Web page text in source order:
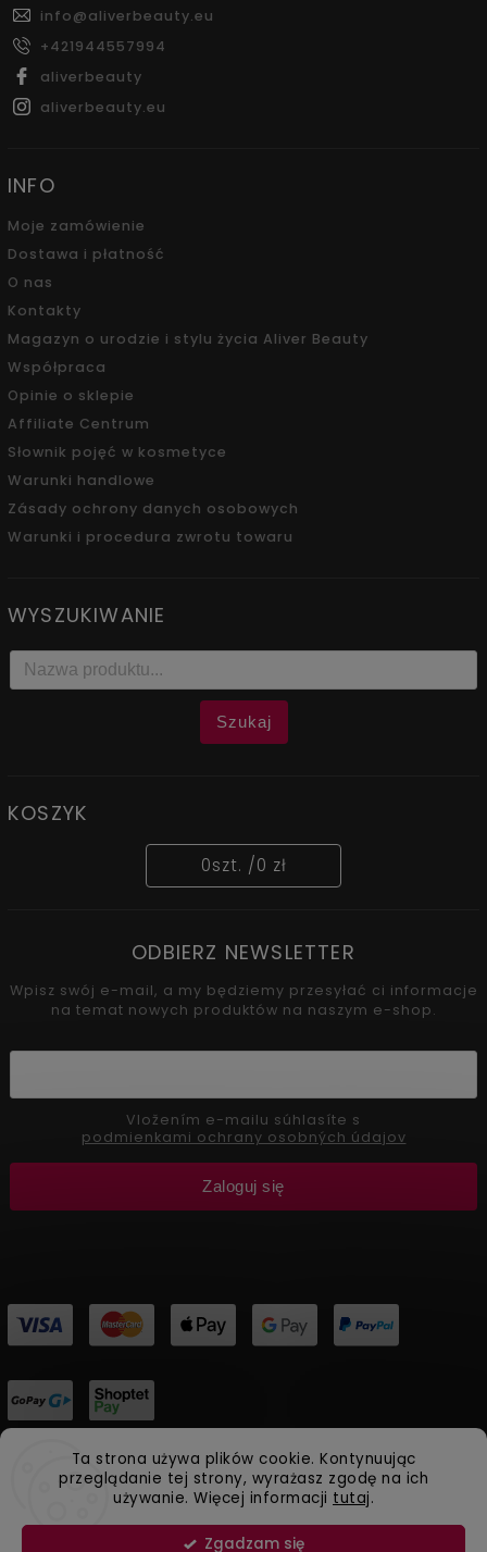
Ta strona używa plików cookie. Kontynuując
przeglądanie tej strony, wyrażasz zgodę na ich
używanie. Więcej informacji tutaj.
Zgadzam się
info@aliverbeauty.eu
+421944557994
aliverbeauty
aliverbeauty.eu
INFO
Moje zamówienie
Dostawa i płatność
O nas
Kontakty
Magazyn o urodzie i stylu życia Aliver Beauty
Współpraca
Opinie o sklepie
Affiliate Centrum
Słownik pojęć w kosmetyce
Warunki handlowe
Zásady ochrony danych osobowych
Warunki i procedura zwrotu towaru
WYSZUKIWANIE
Szukaj
KOSZYK
0szt. /0 zł
ODBIERZ NEWSLETTER
Wpisz swój e-mail, a my będziemy przesyłać ci informacje
na temat nowych produktów na naszym e-shop.
podmienkami ochrany osobných údajov
Zaloguj się
Copyright 2026Aliver Beauty. Wszystkie prawa
zastrzeżone.
Shoptet | Design Shoptak.cz.